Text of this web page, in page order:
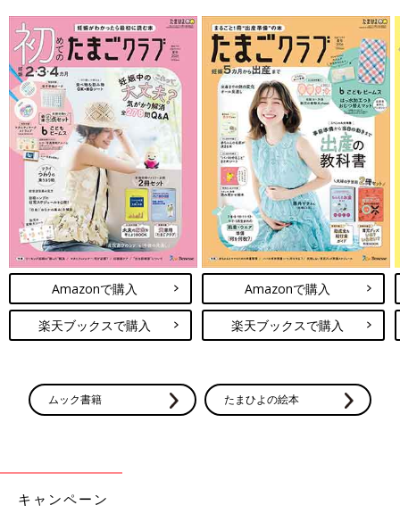
Amazonで購入
楽天ブックスで購入
Amazonで購入
楽天ブックスで購入
ムック書籍 たまひよの絵本
キャンペーン